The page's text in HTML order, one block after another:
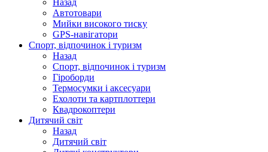
Назад
Автотовари
Мийки високого тиску
GPS-навігатори
Спорт, відпочинок і туризм
Назад
Спорт, відпочинок і туризм
Гіроборди
Термосумки і аксесуари
Ехолоти та картплоттери
Квадрокоптери
Дитячий світ
Назад
Дитячий світ